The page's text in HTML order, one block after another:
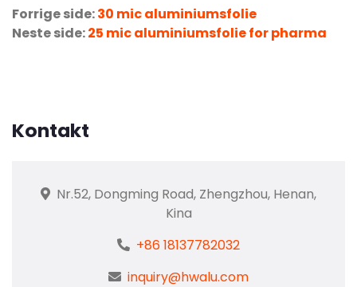
Forrige side:30 mic aluminiumsfolie
Neste side:25 mic aluminiumsfolie for pharma
Kontakt
Nr.52, Dongming Road, Zhengzhou, Henan,
Kina
+86 18137782032
inquiry@hwalu.com